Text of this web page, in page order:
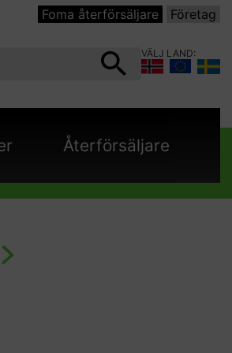
Foma återförsäljare Företag
VÄLJ LAND:
Återförsäljare